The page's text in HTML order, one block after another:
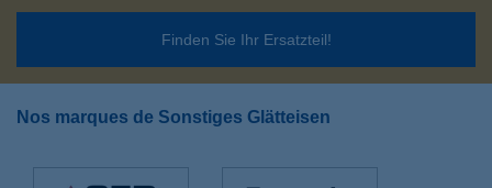
Finden Sie Ihr Ersatzteil!
Nos marques de Sonstiges Glätteisen